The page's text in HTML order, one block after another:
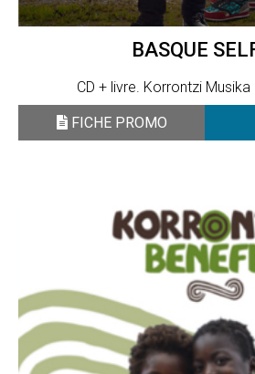
BASQUE
CD + livre. Korrontzi Musika
FICHE PROMO